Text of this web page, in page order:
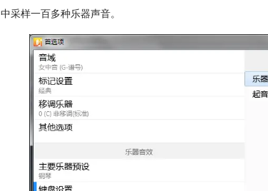
中采样一百多种乐器声音。